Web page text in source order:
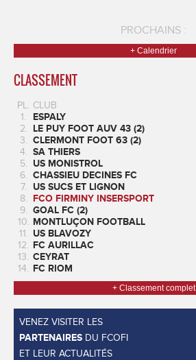
PROCHAINS :
+ Calendrier
CLASSEMENT
PL. CLUB
1.
ESPALY
2. LE PUY FOOT AUV 43 (2)
3. CLERMONT FOOT 63 (2)
4. SA THIERS
5. US MONISTROL
6. CHASSIEU DECINES FC
7.
US SUCS ET LIGNON
8. FCO FIRMINY INSERSPORT
9. GOAL FC (2)
10. MONTLUÇON FOOTBALL
11. US BLAVOZY
12. FC AURILLAC
13. CEYRAT
14. FC RIOM
+ Classement complet
VENEZ VISITER LES
PARTENAIRES DU FCOFI
ET LEUR ACTUALITÉS